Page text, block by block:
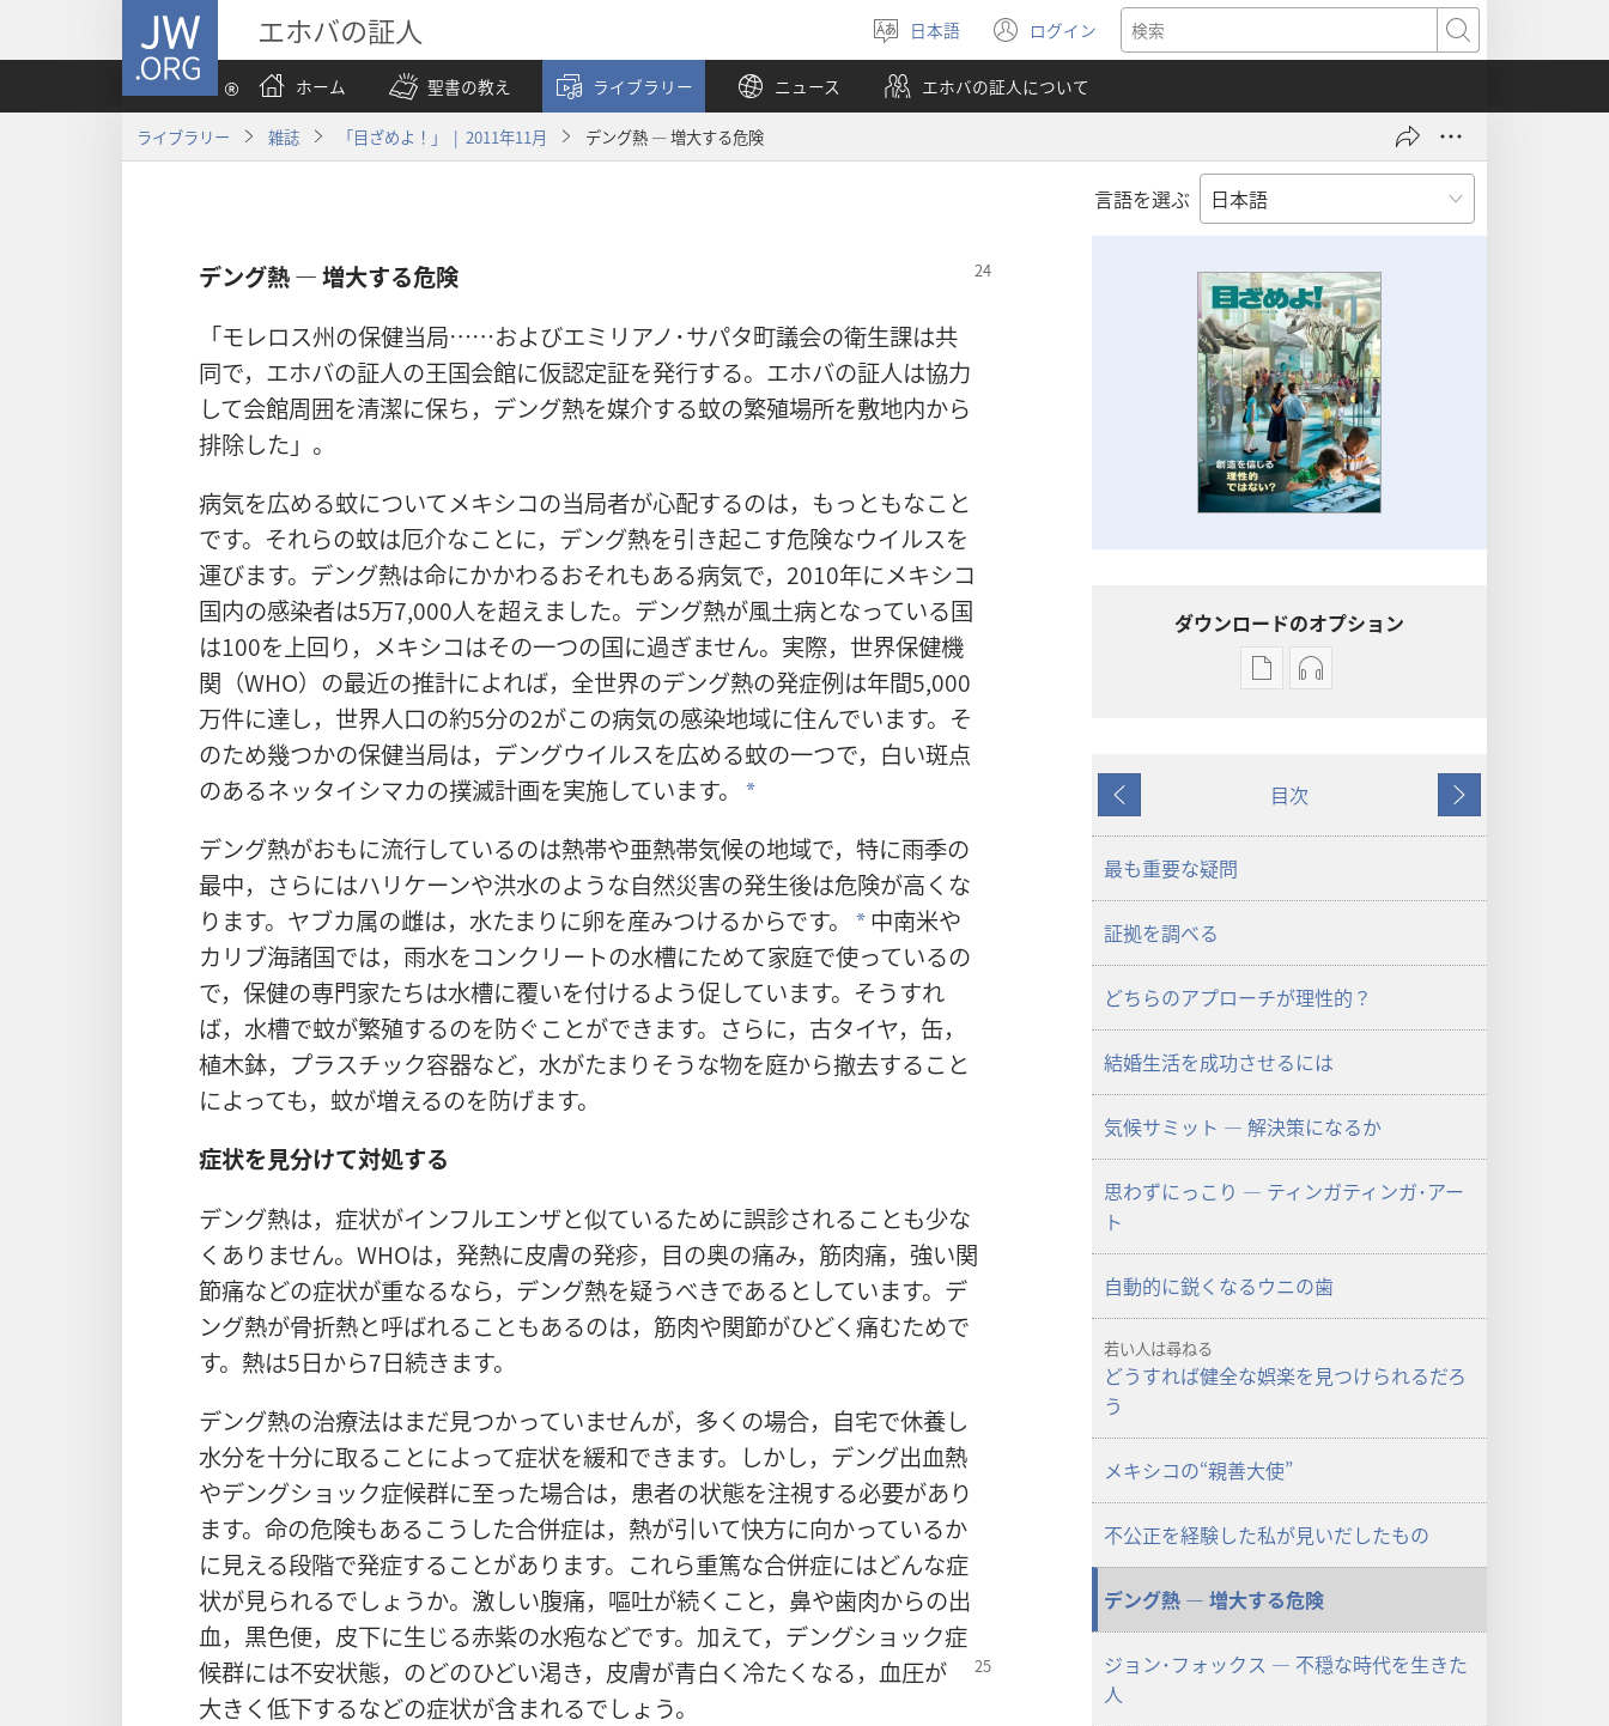
JW.ORG エホバの証人
言
語
を
選
日本語 ログイン
（新
し
い
タ
で
検
索
ホーム
聖書の教え ライブラリー ニュース エホバの証人について
ライブラリー 雑誌 「目ざめよ！」 | 2011年11月 デング熱 ― 増大する危険
言語を選ぶ
デング熱 ― 増大する危険
「モレロス州の保健当局……およびエミリアノ･サパタ町議会の衛生課は共
同で，エホバの証人の王国会館に仮認定証を発行する。エホバの証人は協力
して会館周囲を清潔に保ち，デング熱を媒介する蚊の繁殖場所を敷地内から
排除した」。
病気を広める蚊についてメキシコの当局者が心配するのは，もっともなこと
です。それらの蚊は厄介なことに，デング熱を引き起こす危険なウイルスを
運びます。デング熱は命にかかわるおそれもある病気で，2010年にメキシコ
国内の感染者は5万7,000人を超えました。デング熱が風土病となっている国
は100を上回り，メキシコはその一つの国に過ぎません。実際，世界保健機
関（WHO）の最近の推計によれば，全世界のデング熱の発症例は年間5,000
万件に達し，世界人口の約5分の2がこの病気の感染地域に住んでいます。そ
のため幾つかの保健当局は，デングウイルスを広める蚊の一つで，白い斑点
のあるネッタイシマカの撲滅計画を実施しています。
*
デング熱がおもに流行しているのは熱帯や亜熱帯気候の地域で，特に雨季の
最中，さらにはハリケーンや洪水のような自然災害の発生後は危険が高くな
ります。ヤブカ属の雌は，水たまりに卵を産みつけるからです。
* 中南米や
カリブ海諸国では，雨水をコンクリートの水槽にためて家庭で使っているの
で，保健の専門家たちは水槽に覆いを付けるよう促しています。そうすれ
ば，水槽で蚊が繁殖するのを防ぐことができます。さらに，古タイヤ，缶，
植木鉢，プラスチック容器など，水がたまりそうな物を庭から撤去すること
によっても，蚊が増えるのを防げます。
症状を見分けて対処する
デング熱は，症状がインフルエンザと似ているために誤診されることも少な
くありません。WHOは，発熱に皮膚の発疹，目の奥の痛み，筋肉痛，強い関
節痛などの症状が重なるなら，デング熱を疑うべきであるとしています。デ
ング熱が骨折熱と呼ばれることもあるのは，筋肉や関節がひどく痛むためで
す。熱は5日から7日続きます。
デング熱の治療法はまだ見つかっていませんが，多くの場合，自宅で休養し
水分を十分に取ることによって症状を緩和できます。しかし，デング出血熱
やデングショック症候群に至った場合は，患者の状態を注視する必要があり
ます。命の危険もあるこうした合併症は，熱が引いて快方に向かっているか
に見える段階で発症することがあります。これら重篤な合併症にはどんな症
状が見られるでしょうか。激しい腹痛，嘔吐が続くこと，鼻や歯肉からの出
血，黒色便，皮下に生じる赤紫の水疱などです。加えて，デングショック症
候群には不安状態，のどのひどい渇き，皮膚が青白く冷たくなる，血圧が
大きく低下するなどの症状が含まれるでしょう。
ダウンロードのオプション
出
ダ
ウ
ショ
「目
ざ
め
よ！」
2011
11
月
オー
ウ
ショ
「目
ざ
め
よ！」
2011
11
月
戻
る
目次
次
へ
最も重要な疑問
証拠を調べる
どちらのアプローチが理性的？
結婚生活を成功させるには
気候サミット ― 解決策になるか
思わずにっこり ― ティンガティンガ･アー
ト
自動的に鋭くなるウニの歯
若い人は尋ねる
どうすれば健全な娯楽を見つけられるだろ
う
メキシコの“親善大使”
不公正を経験した私が見いだしたもの
デング熱 ― 増大する危険
ジョン･フォックス ― 不穏な時代を生きた
人